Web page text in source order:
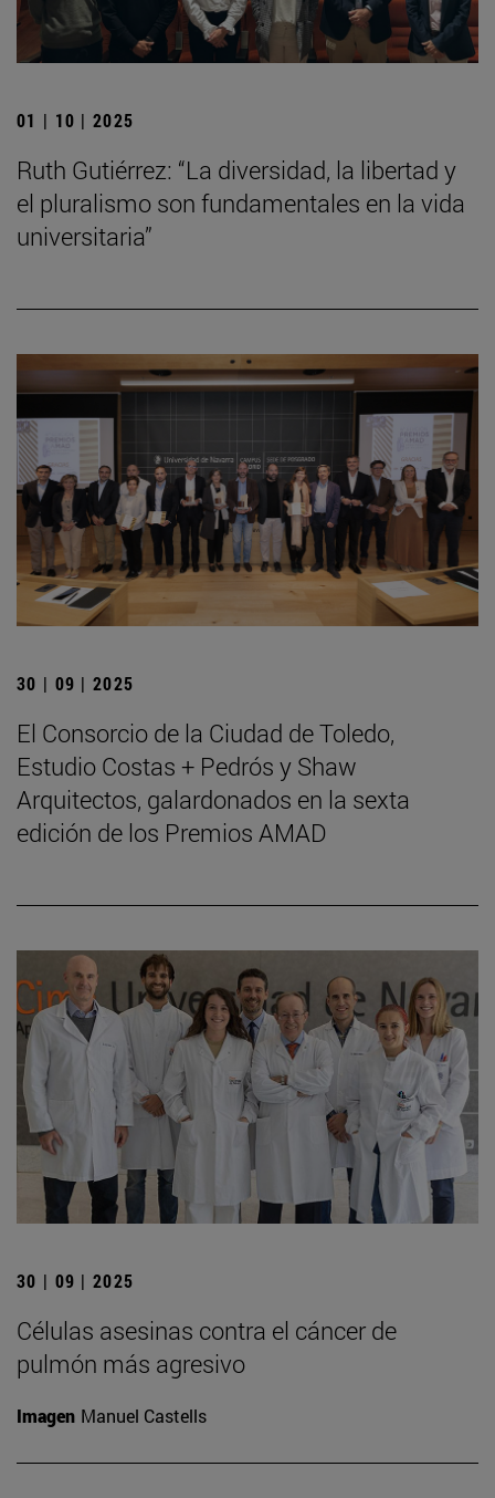
01 | 10 | 2025
Ruth Gutiérrez: “La diversidad, la libertad y
el pluralismo son fundamentales en la vida
universitaria”
30 | 09 | 2025
El Consorcio de la Ciudad de Toledo,
Estudio Costas + Pedrós y Shaw
Arquitectos, galardonados en la sexta
edición de los Premios AMAD
30 | 09 | 2025
Células asesinas contra el cáncer de
pulmón más agresivo
Imagen Manuel Castells